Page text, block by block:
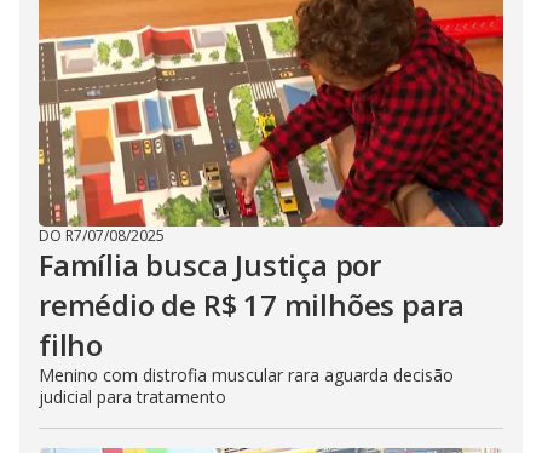
DO R7/07/08/2025
Família busca Justiça por
remédio de R$ 17 milhões para
filho
Menino com distrofia muscular rara aguarda decisão
judicial para tratamento